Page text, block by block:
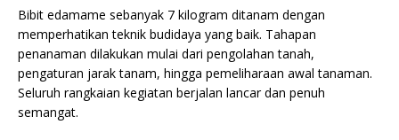
Bibit edamame sebanyak 7 kilogram ditanam dengan
memperhatikan teknik budidaya yang baik. Tahapan
penanaman dilakukan mulai dari pengolahan tanah,
pengaturan jarak tanam, hingga pemeliharaan awal tanaman.
Seluruh rangkaian kegiatan berjalan lancar dan penuh
semangat.